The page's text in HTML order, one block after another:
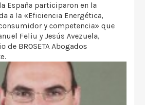
España participaron en la
a la «Eficiencia Energética,
y competencia» que
Feliu y Jesús Avezuela,
de BROSETA Abogados